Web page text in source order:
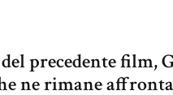
precedente film,
ne rimane